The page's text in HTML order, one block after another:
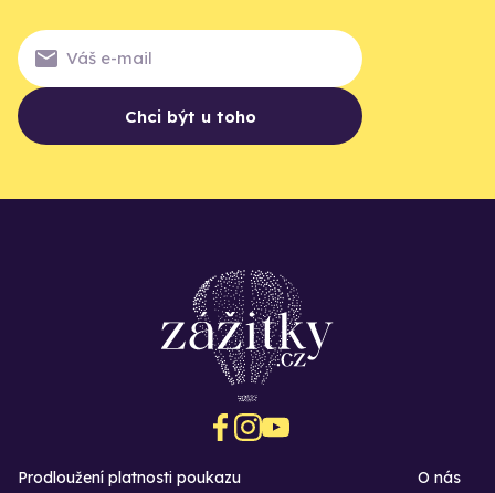
Chci být u toho
Prodloužení platnosti poukazu
O nás